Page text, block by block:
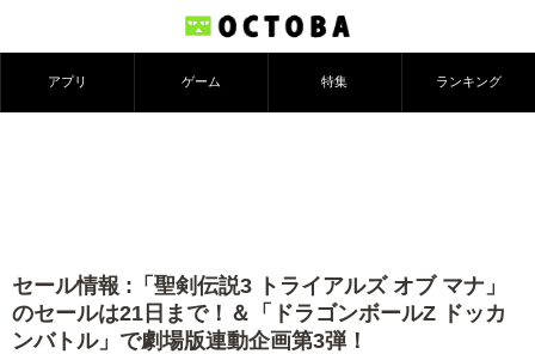
アプリ ゲーム 特集 ランキング
セール情報 :「聖剣伝説3 トライアルズ オブ マナ」
のセールは21日まで！＆「ドラゴンボールZ ドッカ
ンバトル」で劇場版連動企画第3弾！